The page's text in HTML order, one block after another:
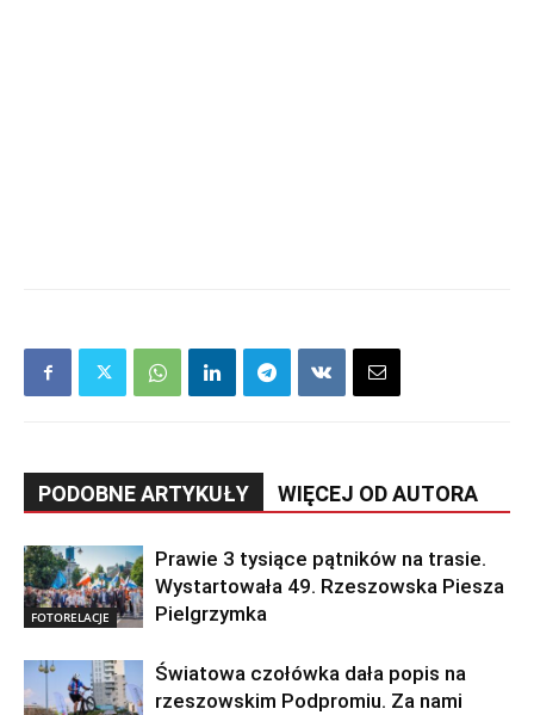
PODOBNE ARTYKUŁY WIĘCEJ OD AUTORA
FOTORELACJE
Prawie 3 tysiące pątników na trasie.
Wystartowała 49. Rzeszowska Piesza
Pielgrzymka
Światowa czołówka dała popis na
rzeszowskim Podpromiu. Za nami